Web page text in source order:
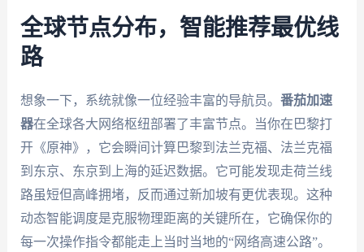
全球节点分布，智能推荐最优线
路
想象一下，系统就像一位经验丰富的导航员。 番茄加速
器在全球各大网络枢纽部署了丰富节点。当你在巴黎打
开《原神》，它会瞬间计算巴黎到法兰克福、法兰克福
到东京、东京到上海的延迟数据。它可能发现走荷兰线
路虽短但高峰拥堵，反而通过新加坡有更优表现。这种
动态智能调度是克服物理距离的关键所在，它确保你的
每一次操作指令都能走上当时当地的“网络高速公路”。